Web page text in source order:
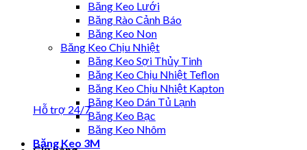
Hỗ trợ 24/7
Băng Keo Lưới
Băng Rào Cảnh Báo
Băng Keo Non
Băng Keo Chịu Nhiệt
Băng Keo Sợi Thủy Tinh
Băng Keo Chịu Nhiệt Teflon
Băng Keo Chịu Nhiệt Kapton
Băng Keo Dán Tủ Lạnh
Băng Keo Bạc
Băng Keo Nhôm
Băng Keo 3M